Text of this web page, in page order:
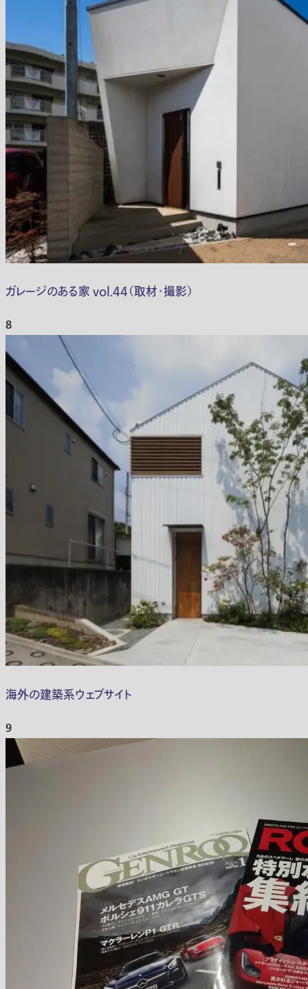
ガレージのある家 vol.44（取材・撮影）
8
海外の建築系ウェブサイト
9